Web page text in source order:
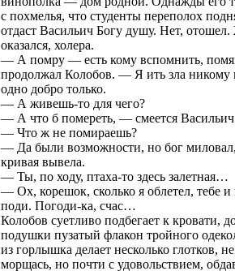
с похмелья, что студенты переполох
отдаст Васильич Богу душу. Нет,
оказался, холера.
— А помру — есть кому вспомнить,
продолжал Колобов. — Я ить зла никому
одно добро только.
— А живешь-то для чего?
— А что б помереть, — смеется
— Что ж не помираешь?
— Да были возможности, но бог
кривая вывела.
— Ты, по ходу, птаха-то здесь залетная…
— Ох, корешок, сколько я облетел, тебе и
поди. Погоди-ка, счас…
Колобов суетливо подбегает к кровати,
подушки пузатый флакон тройного
из горлышка делает несколько глотков,
морщась, но почти с удовольствием,